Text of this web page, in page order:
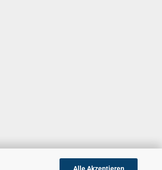
Alle Akzeptieren